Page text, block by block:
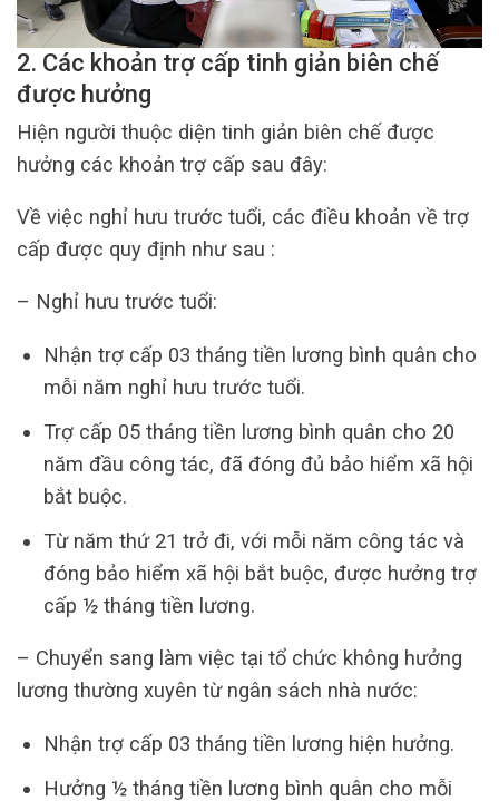
2. Các khoản trợ cấp tinh giản biên chế
được hưởng
Hiện người thuộc diện tinh giản biên chế được
hưởng các khoản trợ cấp sau đây:
Về việc nghỉ hưu trước tuổi, các điều khoản về trợ
cấp được quy định như sau :
– Nghỉ hưu trước tuổi:
Nhận trợ cấp 03 tháng tiền lương bình quân cho
mỗi năm nghỉ hưu trước tuổi.
Trợ cấp 05 tháng tiền lương bình quân cho 20
năm đầu công tác, đã đóng đủ bảo hiểm xã hội
bắt buộc.
Từ năm thứ 21 trở đi, với mỗi năm công tác và
đóng bảo hiểm xã hội bắt buộc, được hưởng trợ
cấp ½ tháng tiền lương.
– Chuyển sang làm việc tại tổ chức không hưởng
lương thường xuyên từ ngân sách nhà nước:
Nhận trợ cấp 03 tháng tiền lương hiện hưởng.
Hưởng ½ tháng tiền lương bình quân cho mỗi